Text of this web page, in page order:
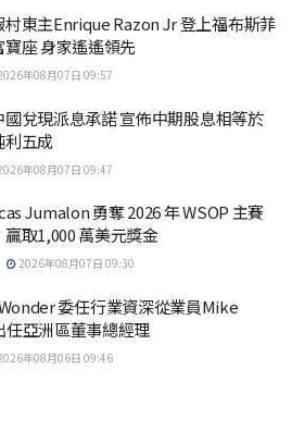
村東主Enrique Razon Jr 登上福布斯菲
座 身家遙遙領先
年08月07日 09:57
兌現派息承諾 宣佈中期股息相等於
利五成
年08月07日 09:47
Jumalon 勇奪 2026 年 WSOP 主賽
取1,000 萬美元獎金
2026年08月07日 09:30
委任行業資深從業員Mike
亞洲區董事總經理
年08月06日 09:46